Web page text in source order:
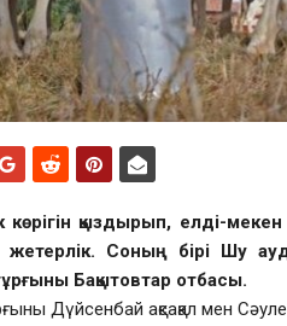
қыздырып, елді-
Соның бірі Шу
Бақытовтар отбасы.
Дүйсенбай ақсақал мен